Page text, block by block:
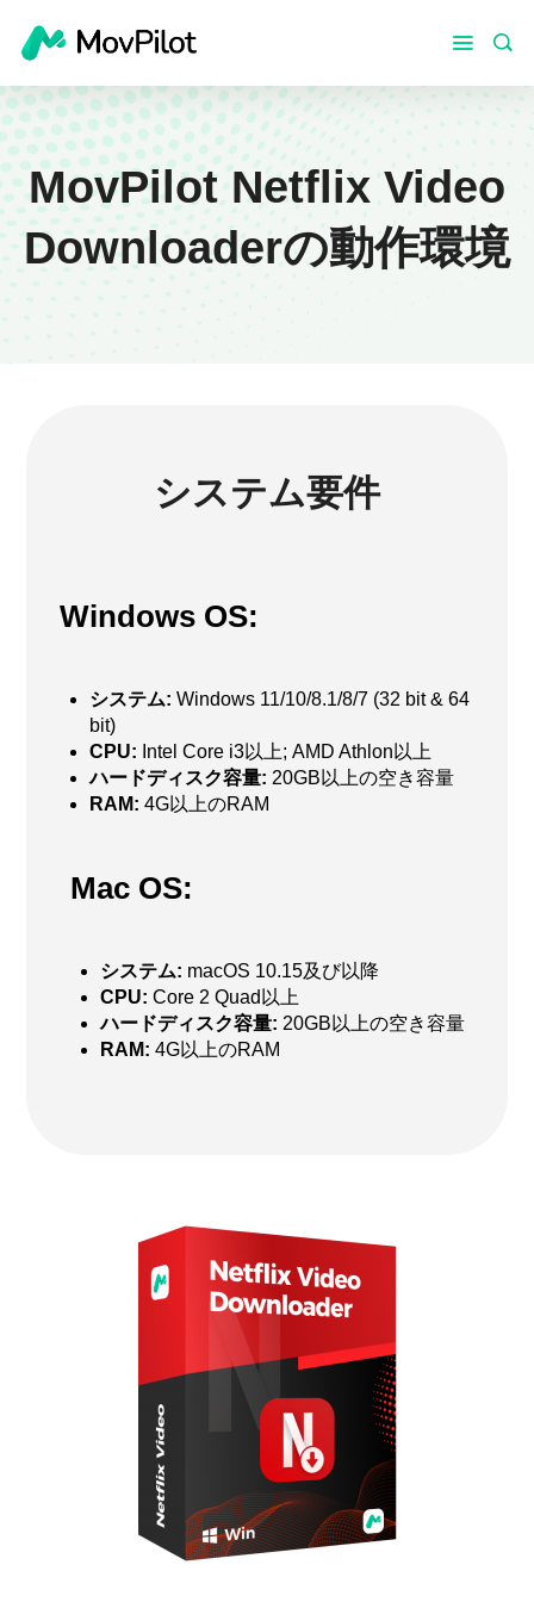
MovPilot Netflix Video
Downloaderの動作環境
システム要件
Windows OS:
システム: Windows 11/10/8.1/8/7 (32 bit & 64
bit)
CPU: Intel Core i3以上; AMD Athlon以上
ハードディスク容量: 20GB以上の空き容量
RAM: 4G以上のRAM
Mac OS:
システム: macOS 10.15及び以降
CPU: Core 2 Quad以上
ハードディスク容量: 20GB以上の空き容量
RAM: 4G以上のRAM